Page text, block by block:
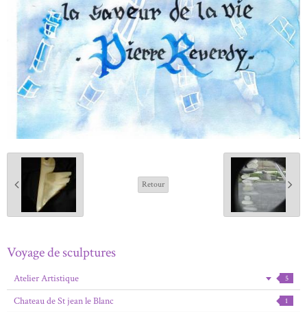
Retour
Voyage de sculptures
Atelier Artistique 5
Chateau de St jean le Blanc 1